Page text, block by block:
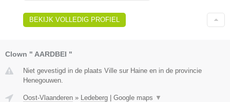
BEKIJK VOLLEDIG PROFIEL
Clown " AARDBEI "
Niet gevestigd in de plaats Ville sur Haine en in de provincie
Henegouwen.
Oost-Vlaanderen » Ledeberg | Google maps ▼